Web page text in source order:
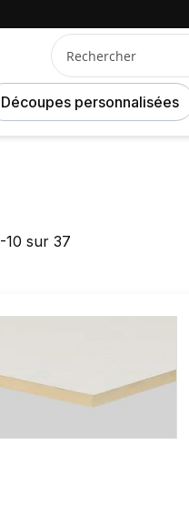
Chercher
Découpes personnalisées
-10 sur37